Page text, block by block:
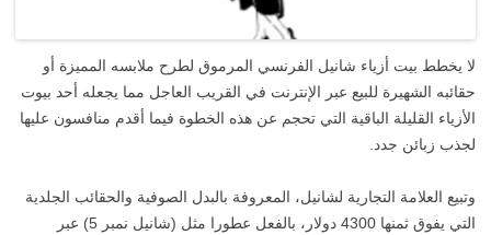
لا يخطط بيت أزياء شانيل الفرنسي المرموق لطرح ملابسه المميزة أو
حقائبه الشهيرة للبيع عبر الإنترنت في القريب العاجل مما يجعله أحد بيوت
الأزياء القليلة الباقية التي تحجم عن هذه الخطوة فيما أقدم منافسون عليها
لجذب زبائن جدد.
وتبيع العلامة التجارية لشانيل، المعروفة بالبدل الصوفية‭ ‬والحقائب الجلدية
التي يفوق ثمنها 4300 دولار، بالفعل عطورا مثل (شانيل نمبر 5) عبر